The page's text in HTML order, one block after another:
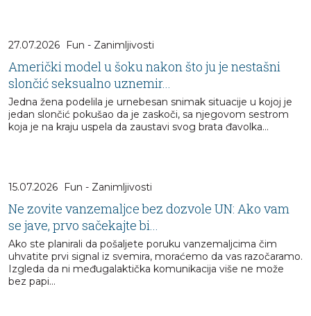
27.07.2026 Fun - Zanimljivosti
Američki model u šoku nakon što ju je nestašni
slončić seksualno uznemir...
Jedna žena podelila je urnebesan snimak situacije u kojoj je
jedan slončić pokušao da je zaskoči, sa njegovom sestrom
koja je na kraju uspela da zaustavi svog brata đavolka...
15.07.2026 Fun - Zanimljivosti
Ne zovite vanzemaljce bez dozvole UN: Ako vam
se jave, prvo sačekajte bi...
Ako ste planirali da pošaljete poruku vanzemaljcima čim
uhvatite prvi signal iz svemira, moraćemo da vas razočaramo.
Izgleda da ni međugalaktička komunikacija više ne može
bez papi...